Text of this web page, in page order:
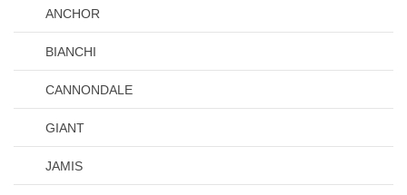
ANCHOR
BIANCHI
CANNONDALE
GIANT
JAMIS